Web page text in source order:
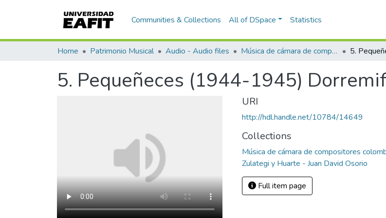
Communities & Collections All of DSpace Statistics
Home Patrimonio Musical Audio - Audio files Música de cámara de compositores colombianos, Vol. 2. Luis Miguel de Zulategi y Huarte - Juan David Osorio
5. Pequeñeces (1944-1945)
URI
http://hdl.handle.net/10784/14649
Collections
Música de cámara de compositores
Zulategi y Huarte - Juan David Osorio
Full item page